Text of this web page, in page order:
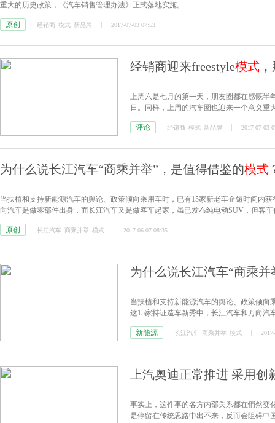
重大的历史政策，《汽车销售管理办法》正式落地实施。
原创 经销商 模式 新品牌 2017-07-03 07:53
经销商迎来freestyle模式
上周六是七月的第一天，朋友圈都在感慨半
日。同样，上周的汽车圈也迎来一个意义
评论 经销商 模式 新品牌 2017-07-03
为什么说长江汽车“商乘并举”，是值得借鉴的模式
当扶植和支持新能源汽车的舆论、政策倾向乘用车时，已有15家新老车企短时间内
向汽车是做零部件出身，而长江汽车又是做客车起家，虽已发布纯电动SUV，但客
原创 长江汽车 商乘并举 模式 2017-06-07 08:35
为什么说长江汽车“商乘
当扶植和支持新能源汽车的舆论、政策倾向
这15家持证造车新秀中，长江汽车和万向
新能源
长江汽车 商乘并举 模式
上汽奥迪正常推进 采用创
事实上，这件事的各方内部关系都在悄然变
是停留在传统思路中出不来，反而会阻碍中